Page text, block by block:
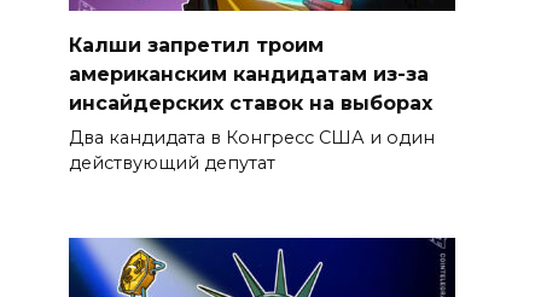
Калши запретил троим
американским кандидатам из-за
инсайдерских ставок на выборах
Два кандидата в Конгресс США и один
действующий депутат